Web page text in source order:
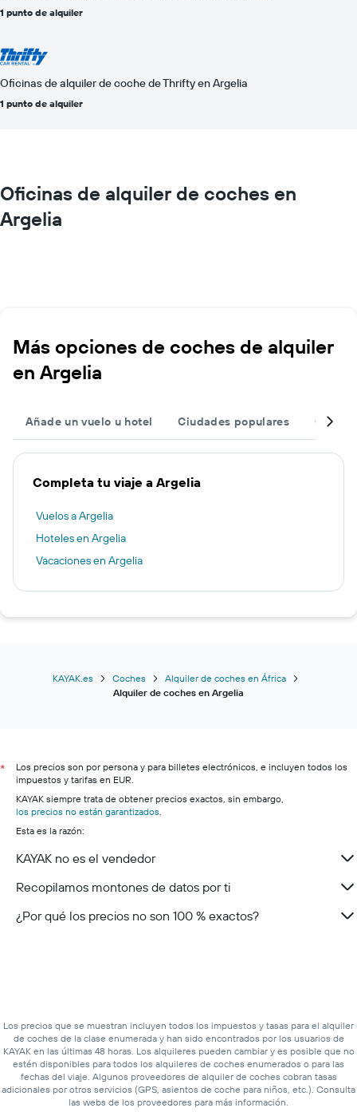
1 punto de alquiler
Oficinas de alquiler de coche de Thrifty en Argelia
1 punto de alquiler
Oficinas de alquiler de coches en
Argelia
Más opciones de coches de alquiler
en Argelia
Añade un vuelo u hotel Ciudades populares Otros
Completa tu viaje a Argelia
Vuelos a Argelia
Hoteles en Argelia
Vacaciones en Argelia
KAYAK.es Coches
Alquiler de coches en África
Alquiler de coches en Argelia
*
Los precios son por persona y para billetes electrónicos, e incluyen todos los
impuestos y tarifas en EUR.
KAYAK siempre trata de obtener precios exactos, sin embargo,
los precios no están garantizados.
Esta es la razón:
KAYAK no es el vendedor
Recopilamos montones de datos por ti
¿Por qué los precios no son 100 % exactos?
Los precios que se muestran incluyen todos los impuestos y tasas para el alquiler
de coches de la clase enumerada y han sido encontrados por los usuarios de
KAYAK en las últimas 48 horas. Los alquileres pueden cambiar y es posible que no
estén disponibles para todos los alquileres de coches enumerados o para las
fechas del viaje. Algunos proveedores de alquiler de coches cobran tasas
adicionales por otros servicios (GPS, asientos de coche para niños, etc.). Consulta
las webs de los proveedores para más información.